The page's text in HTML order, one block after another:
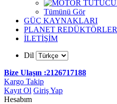
Tümünü Gör
GÜÇ KAYNAKLARI
PLANET REDÜKTÖRLER
İLETİŞİM
Dil
Bize Ulaşın :2126717188
Kargo Takip
Kayıt Ol Giriş Yap
Hesabım